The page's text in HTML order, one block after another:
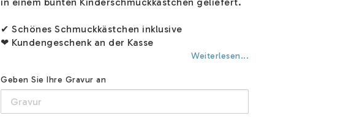
✔ Schönes Schmuckkästchen inklusive
❤ Kundengeschenk an der Kasse
Weiterlesen...
Geben Sie Ihre Gravur an